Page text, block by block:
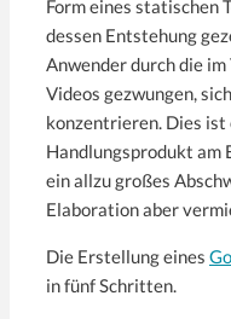
Form eines statischen
dessen Entstehung
Anwender durch die
Videos gezwungen,
konzentrieren. Dies ist
Handlungsprodukt am
ein allzu großes
Elaboration aber
Die Erstellung eines
in fünf Schritten.